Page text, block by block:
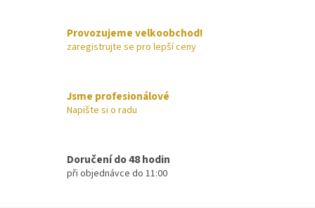
Provozujeme velkoobchod!
zaregistrujte se pro lepší ceny
Jsme profesionálové
Napište si o radu
Doručení do 48 hodin
při objednávce do 11:00